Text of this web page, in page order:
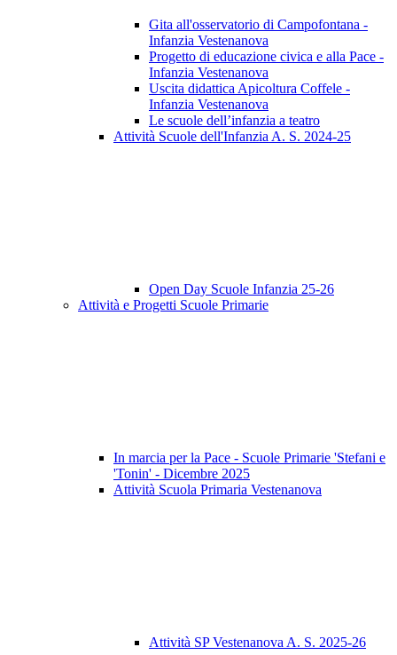
Gita all'osservatorio di Campofontana -
Infanzia Vestenanova
Progetto di educazione civica e alla Pace -
Infanzia Vestenanova
Uscita didattica Apicoltura Coffele -
Infanzia Vestenanova
Le scuole dell’infanzia a teatro
Attività Scuole dell'Infanzia A. S. 2024-25
Open Day Scuole Infanzia 25-26
Attività e Progetti Scuole Primarie
In marcia per la Pace - Scuole Primarie 'Stefani e
'Tonin' - Dicembre 2025
Attività Scuola Primaria Vestenanova
Attività SP Vestenanova A. S. 2025-26